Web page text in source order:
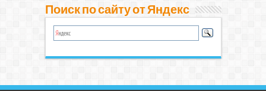
Поиск по сайту от Яндекс